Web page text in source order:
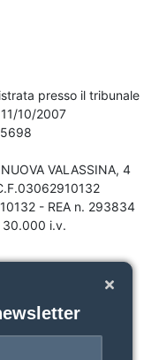
presso il tribunale
10/2007
VALASSINA, 4
- REA n. 293834
30.000 i.v.